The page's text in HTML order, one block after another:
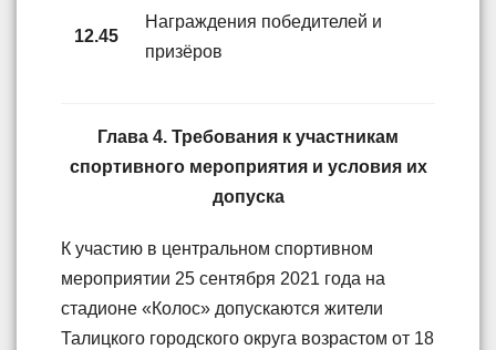
12.45
Награждения победителей и
призёров
Глава 4. Требования к участникам
спортивного мероприятия и условия их
допуска
К участию в центральном спортивном
мероприятии 25 сентября 2021 года на
стадионе «Колос» допускаются жители
Талицкого городского округа возрастом от 18